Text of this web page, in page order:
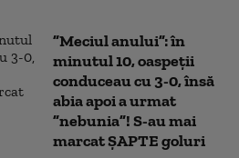
”Meciul anului”: în
minutul 10, oaspeții
conduceau cu 3-0, însă
abia apoi a urmat
”nebunia”! S-au mai
marcat ȘAPTE goluri